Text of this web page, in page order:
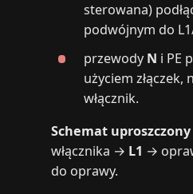
sterowana)
podwójnym do
przewody N i PE
użyciem
włącznik.
Schemat uproszczony
włącznika → L1 →
do oprawy.